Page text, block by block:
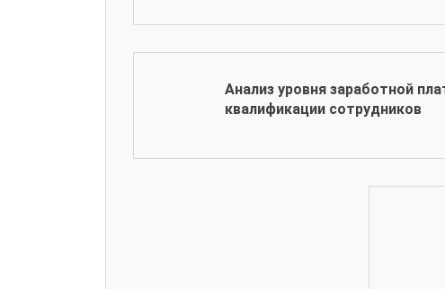
Анализ уровня заработной
квалификации сотрудников